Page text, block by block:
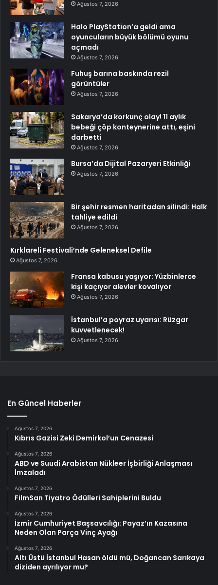
Ağustos 7, 2026
Halo PlayStation’a geldi ama
oyuncuların büyük bölümü oyunu
açmadı
Ağustos 7, 2026
Fuhuş barına baskında rezil
görüntüler
Ağustos 7, 2026
Sakarya’da korkunç olay! 11 aylık
bebeği çöp konteynerine attı, eşini
darbetti
Ağustos 7, 2026
Bursa’da Dijital Pazaryeri Etkinliği
Ağustos 7, 2026
Bir şehir resmen haritadan silindi: Halk
tahliye edildi
Ağustos 7, 2026
Kırklareli Festivali’nde Geleneksel Defile
Ağustos 7, 2026
Fransa kabusu yaşıyor: Yüzbinlerce
kişi kaçıyor alevler kovalıyor
Ağustos 7, 2026
İstanbul’a poyraz uyarısı: Rüzgar
kuvvetlenecek!
Ağustos 7, 2026
En Güncel Haberler
Ağustos 7, 2026
Kıbrıs Gazisi Zeki Demirkol’un Cenazesi
Ağustos 7, 2026
ABD ve Suudi Arabistan Nükleer İşbirliği Anlaşması
İmzaladı
Ağustos 7, 2026
FilmSan Tiyatro Ödülleri Sahiplerini Buldu
Ağustos 7, 2026
İzmir Cumhuriyet Başsavcılığı: Payaz’ın Kazasına
Neden Olan Parça Vinç Ayağı
Ağustos 7, 2026
Altı Üstü İstanbul Hasan öldü mü, Doğancan Sarıkaya
diziden ayrılıyor mu?